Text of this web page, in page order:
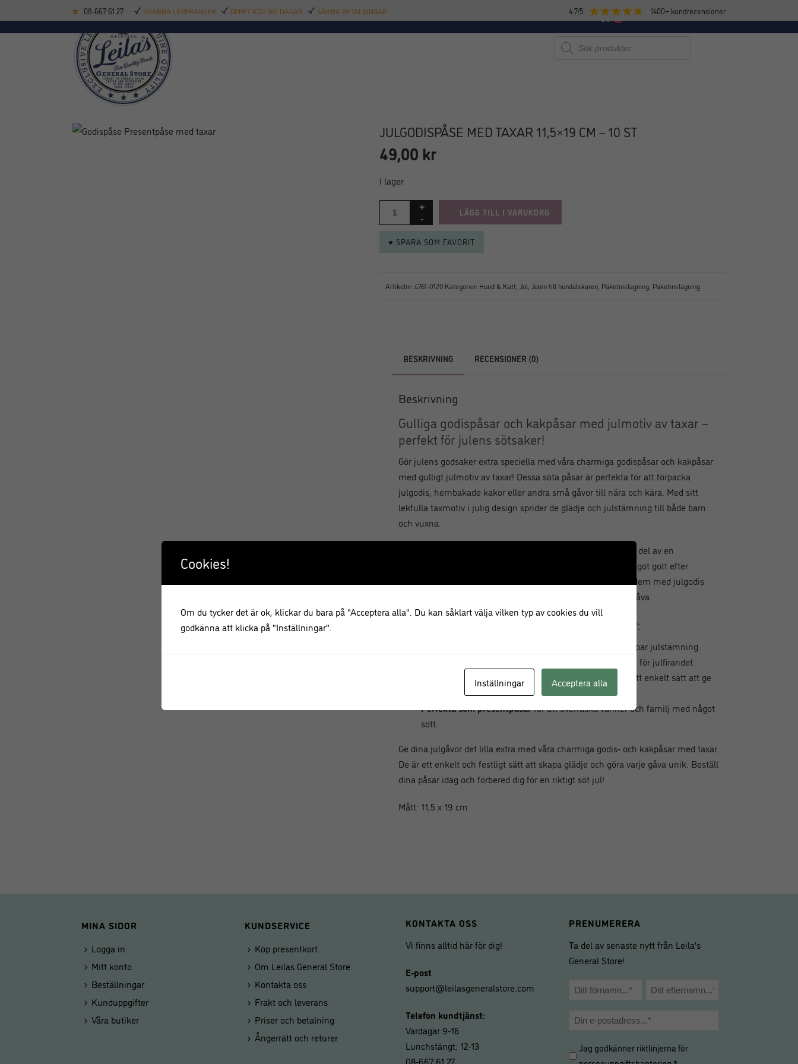
08-667 61 27 SNABBA LEVERANSER ÖPPET KÖP 365 DAGAR SÄKRA BETALNINGAR 4.7/5 1400+ kundrecensioner
KÖKSREDSKAP BAKTILLBEHÖR BAR DELIKATESSER NYHETER 0
Produktsökning
JULGODISPÅSE MED TAXAR 11,5×19 CM – 10 ST
49,00 kr
I lager
LÄGG TILL I VARUKORG
♥ SPARA SOM FAVORIT
Artikelnr: 4761-0120 Kategorier: Hund & Katt Jul Julen till hundälskaren Paketinslagning Paketinslagning
BESKRIVNING RECENSIONER (0)
Beskrivning
Gulliga godispåsar och kakpåsar med julmotiv av taxar –
perfekt för julens sötsaker!
Gör julens godsaker extra speciella med våra charmiga godispåsar och kakpåsar
med gulligt julmotiv av taxar! Dessa söta påsar är perfekta för att förpacka
julgodis, hembakade kakor eller andra små gåvor till nära och kära. Med sitt
lekfulla taxmotiv i julig design sprider de glädje och julstämning till både barn
och vuxna.
Godispåsarna är perfekta att använda för julfirandet, som en del av en
adventskalender eller för att skicka med gäster hem med något gott efter
julmiddagen. De är också idealiska som presentpåsar – fyll dem med julgodis
eller hembakta småkakor och ge bort som en omtänksam gåva.
Fördelar med våra godispåsar och kakpåsar:
som sprider glädje och skapar julstämning.
– idealiska för julfirandet.
Lätta att använda och dekorativa, vilket gör dem till ett enkelt sätt att ge
dina gåvor en personlig touch.
Perfekta som presentpåsarför att överraska vänner och familj med något
sött.
Ge dina julgåvor det lilla extra med våra charmiga godis- och kakpåsar med taxar.
De är ett enkelt och festligt sätt att skapa glädje och göra varje gåva unik. Beställ
dina påsar idag och förbered dig för en riktigt söt jul!
Mått: 11,5 x 19 cm
MINA SIDOR
Logga in
Mitt konto
Beställningar
Kunduppgifter
Våra butiker
KUNDSERVICE
Köp presentkort
Om Leilas General Store
Kontakta oss
Frakt och leverans
Priser och betalning
Ångerrätt och returer
KONTAKTA OSS
Vi finns alltid här för dig!
E-post
support@leilasgeneralstore.com
Telefon kundtjänst:
Vardagar 9-16
Lunchstängt: 12-13
08-667 61 27
PRENUMERERA
Ta del av senaste nytt från Leila’s
General Store!
Namn
E-
Hantering
Jag godkänner riktlinjerna för
Cookies!
Om du tycker det är ok, klickar du bara på "Acceptera alla". Du kan såklart välja vilken typ av cookies du vill
godkänna att klicka på "Inställningar".
Inställningar Acceptera alla